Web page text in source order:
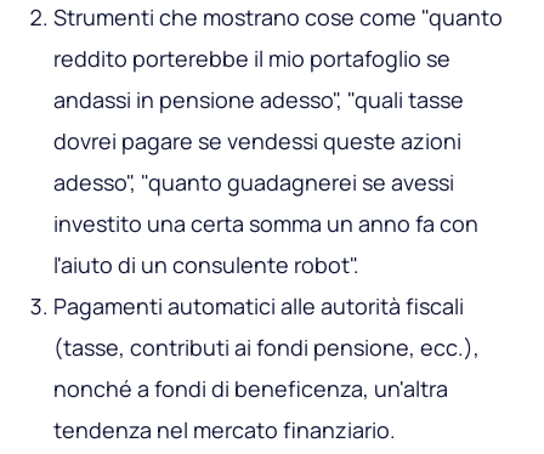
Strumenti che mostrano cose come "quanto
reddito porterebbe il mio portafoglio se
andassi in pensione adesso", "quali tasse
dovrei pagare se vendessi queste azioni
adesso", "quanto guadagnerei se avessi
investito una certa somma un anno fa con
l'aiuto di un consulente robot".
Pagamenti automatici alle autorità fiscali
(tasse, contributi ai fondi pensione, ecc.),
nonché a fondi di beneficenza, un'altra
tendenza nel mercato finanziario.